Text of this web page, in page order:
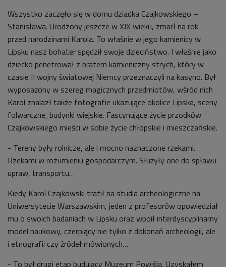
Wszystko zaczęło się w domu dziadka Czajkowskiego –
Stanisława. Urodzony jeszcze w XIX wieku, zmarł na rok
przed narodzinami Karola. To właśnie w jego kamienicy w
Lipsku nasz bohater spędził swoje dzieciństwo. I właśnie jako
dziecko penetrował z bratem kamieniczny strych, który w
czasie II wojny światowej Niemcy przeznaczyli na kasyno. Był
wyposażony w szereg magicznych przedmiotów, wśród nich
Karol znalazł także fotografie ukazujące okolice Lipska, sceny
folwarczne, budynki wiejskie. Fascynujące życie przodków
Czajkowskiego mieści w sobie życie chłopskie i mieszczańskie.
- Tereny były rolnicze, ale i mocno naznaczone rzekami.
Rzekami w rozumieniu gospodarczym. Służyły one do spławu
upraw, transportu…
Kiedy Karol Czajkowski trafił na studia archeologiczne na
Uniwersytecie Warszawskim, jeden z profesorów opowiedział
mu o swoich badaniach w Lipsku oraz wpoił interdyscyplinarny
model naukowy, czerpiący nie tylko z dokonań archeologii, ale
i etnografii czy źródeł mówionych…
- To był drugi etap budujący Muzeum Powiśla. Uzyskałem